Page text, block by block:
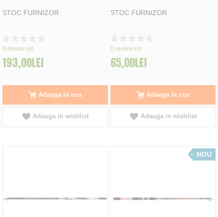
STOC FURNIZOR
0%
0 review-uri
193,00LEI
Adauga in cos
Adauga in wishlist
STOC FURNIZOR
0%
0 review-uri
65,00LEI
Adauga in cos
Adauga in wishlist
NOU